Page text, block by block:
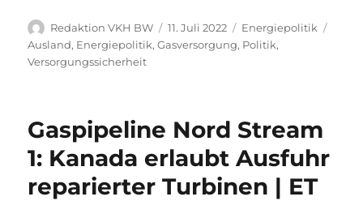
Autor
Redaktion VKH BW
Veröffentlicht
am
11. Juli 2022 Kategorien
Energiepolitik
Ausland, Energiepolitik,Gasversorgung, Politik,
Versorgungssicherheit
Gaspipeline Nord Stream
1: Kanada erlaubt Ausfuhr
reparierter Turbinen | ET